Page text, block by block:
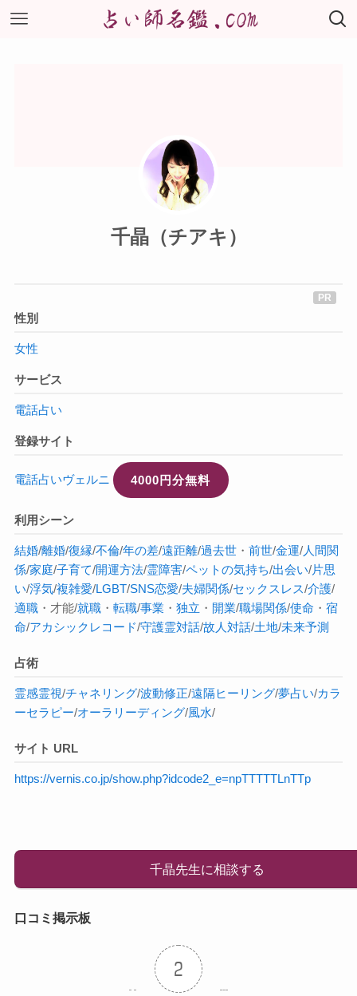
千晶（チアキ）
性別
女性
サービス
電話占い
登録サイト
電話占いヴェルニ 4000円分無料
利用シーン
結婚/離婚/復縁/不倫/年の差/遠距離/過去世・ 前世/金運/人間関
係/家庭/子育て/開運方法/霊障害/ペットの気持ち/出会い/片思
い/浮気/複雑愛/LGBT/SNS恋愛/夫婦関係/セックスレス/介護/
適職・才能/就職・ 転職/事業 ・ 独立 ・ 開業/職場関係/使命 ・ 宿
命/アカシックレコード/守護霊対話/故人対話/土地/未来予測
占術
霊感霊視/チャネリング/波動修正/遠隔ヒーリング/夢占い/カラ
ーセラピー/オーラ リーディング/風水/
サイト URL
https://vernis.co.jp/show.php?idcode2_e=npTTTTTLnTTp
千晶先生に相談する
口コミ掲示板
2